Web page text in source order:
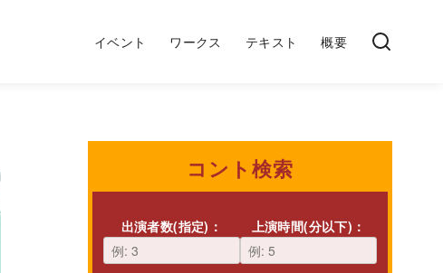
イベント ワークス テキスト 概要
コント検索
出演者数(指定)： 上演時間(分以下)：